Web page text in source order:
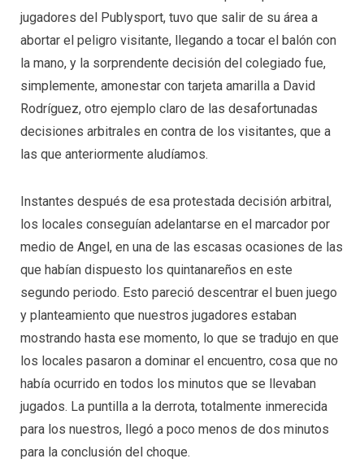
jugadores del Publysport, tuvo que salir de su área a
abortar el peligro visitante, llegando a tocar el balón con
la mano, y la sorprendente decisión del colegiado fue,
simplemente, amonestar con tarjeta amarilla a David
Rodríguez, otro ejemplo claro de las desafortunadas
decisiones arbitrales en contra de los visitantes, que a
las que anteriormente aludíamos.
Instantes después de esa protestada decisión arbitral,
los locales conseguían adelantarse en el marcador por
medio de Angel, en una de las escasas ocasiones de las
que habían dispuesto los quintanareños en este
segundo periodo. Esto pareció descentrar el buen juego
y planteamiento que nuestros jugadores estaban
mostrando hasta ese momento, lo que se tradujo en que
los locales pasaron a dominar el encuentro, cosa que no
había ocurrido en todos los minutos que se llevaban
jugados. La puntilla a la derrota, totalmente inmerecida
para los nuestros, llegó a poco menos de dos minutos
para la conclusión del choque.